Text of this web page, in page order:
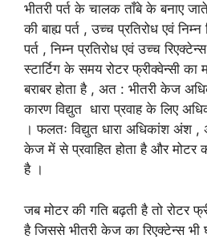
भीतरी पर्त के चालक ताँबे के बनाए
की बाह्य पर्त , उच्च प्रतिरोध एवं निम्न
पर्त , निम्न प्रतिरोध एवं उच्च
स्टार्टिग के समय रोटर फ्रीक्वेन्सी
बराबर होता है , अत : भीतरी केज
कारण विद्युत धारा प्रवाह के लिए
। फलतः विद्युत धारा अधिकांश अंश ,
केज में से प्रवाहित होता है और मोटर
है ।
जब मोटर की गति बढ़ती है तो रोटर
है जिससे भीतरी केज का रिएक्टेन्स भी